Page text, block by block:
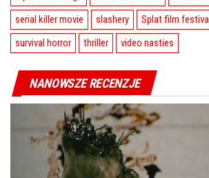
serial killer movie
slashery Splat film
survival horror
thriller video nasties
NANOWSZE RECENZJE